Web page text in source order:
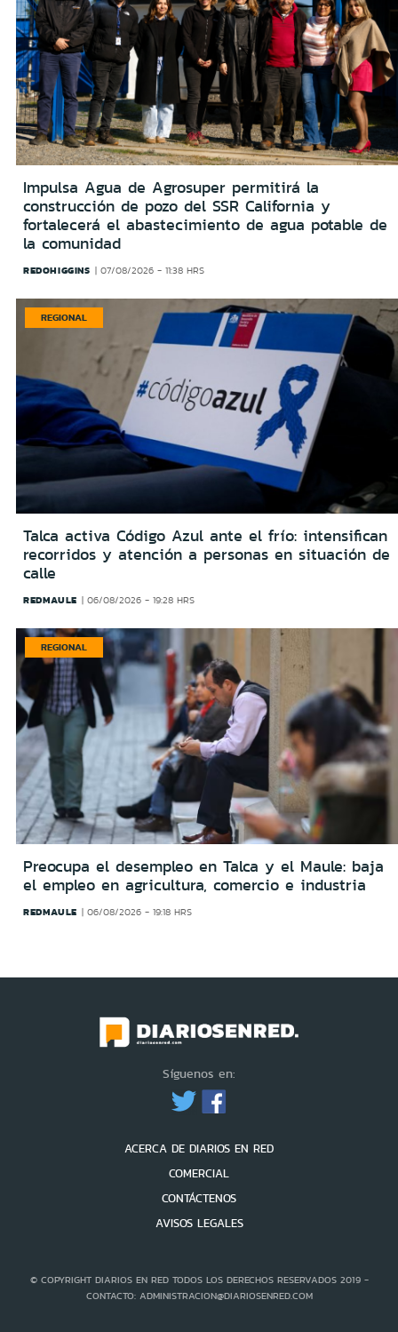
Impulsa Agua de Agrosuper permitirá la
construcción de pozo del SSR California y
fortalecerá el abastecimiento de agua potable de
la comunidad
REDOHIGGINS 07/08/2026 - 11:38 HRS
REGIONAL
Talca activa Código Azul ante el frío: intensifican
recorridos y atención a personas en situación de
calle
REDMAULE 06/08/2026 - 19:28 HRS
REGIONAL
Preocupa el desempleo en Talca y el Maule: baja
el empleo en agricultura, comercio e industria
REDMAULE 06/08/2026 - 19:18 HRS
Síguenos en:
ACERCA DE DIARIOS EN RED
COMERCIAL
CONTÁCTENOS
AVISOS LEGALES
© COPYRIGHT DIARIOS EN RED TODOS LOS DERECHOS RESERVADOS 2019 -
CONTACTO: ADMINISTRACION@DIARIOSENRED.COM